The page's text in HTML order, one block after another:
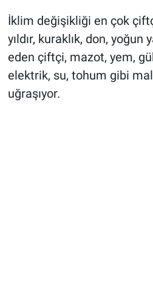
İklim değişikliği en çok
yıldır, kuraklık, don, yoğun
eden çiftçi, mazot, yem,
elektrik, su, tohum gibi
uğraşıyor.